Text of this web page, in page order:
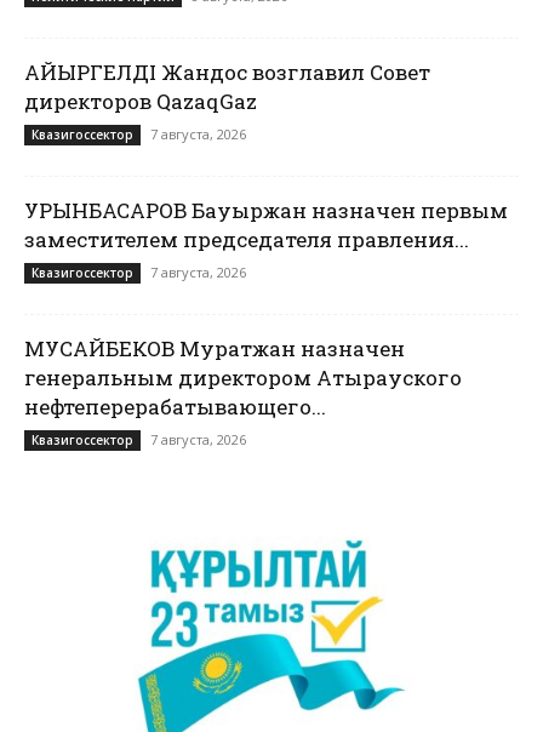
ҚАЙЫРГЕЛДІ Жандос возглавил Совет
директоров QazaqGaz
Квазигоссектор 7 августа, 2026
УРЫНБАСАРОВ Бауыржан назначен первым
заместителем председателя правления...
Квазигоссектор 7 августа, 2026
МУСАЙБЕКОВ Муратжан назначен
генеральным директором Атырауского
нефтеперерабатывающего...
Квазигоссектор 7 августа, 2026